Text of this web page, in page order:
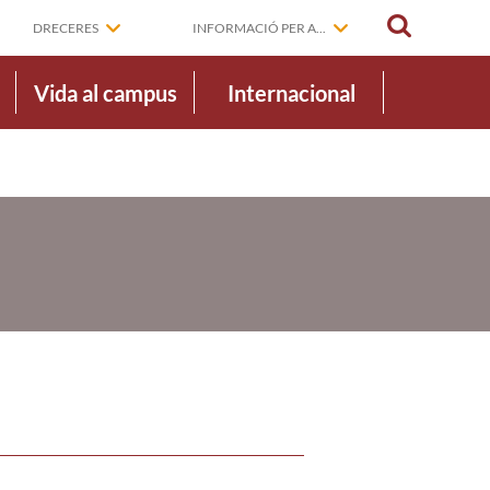
DRECERES INFORMACIÓ PER A...
Vida al campus Internacional